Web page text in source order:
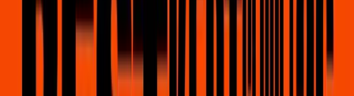
De winkel is vandaag geopend van
10:00
Net binnen